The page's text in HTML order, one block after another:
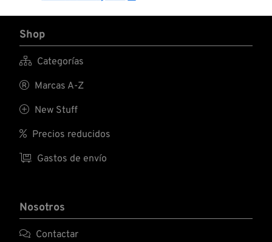
montaje en
superficies duras,
fibra de vidrio o
traseras, requieren
de 24 mm (15/16").
Shop
 Categorías
 Marcas A-Z
 New Stuff
 Precios reducidos
 Gastos de envío
Nosotros
 Contactar